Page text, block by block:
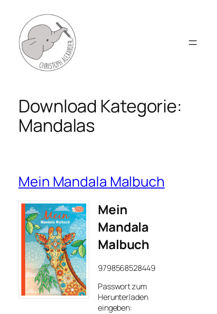
Inhalt
springen
Download Kategorie:
Mandalas
Mein Mandala Malbuch
Mein
Mandala
Malbuch
9798568528449
Passwort zum
Herunterladen
eingeben: